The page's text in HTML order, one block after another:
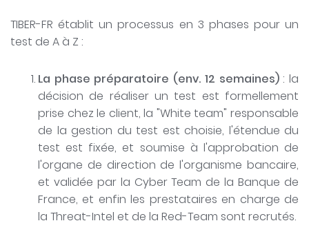
TIBER-FR établit un processus en 3 phases pour un
test de A à Z :
La phase préparatoire (env. 12 semaines): la
décision de réaliser un test est formellement
prise chez le client, la "White team" responsable
de la gestion du test est choisie, l'étendue du
test est fixée, et soumise à l'approbation de
l'organe de direction de l'organisme bancaire,
et validée par la Cyber Team de la Banque de
France, et enfin les prestataires en charge de
la Threat-Intel et de la Red-Team sont recrutés.